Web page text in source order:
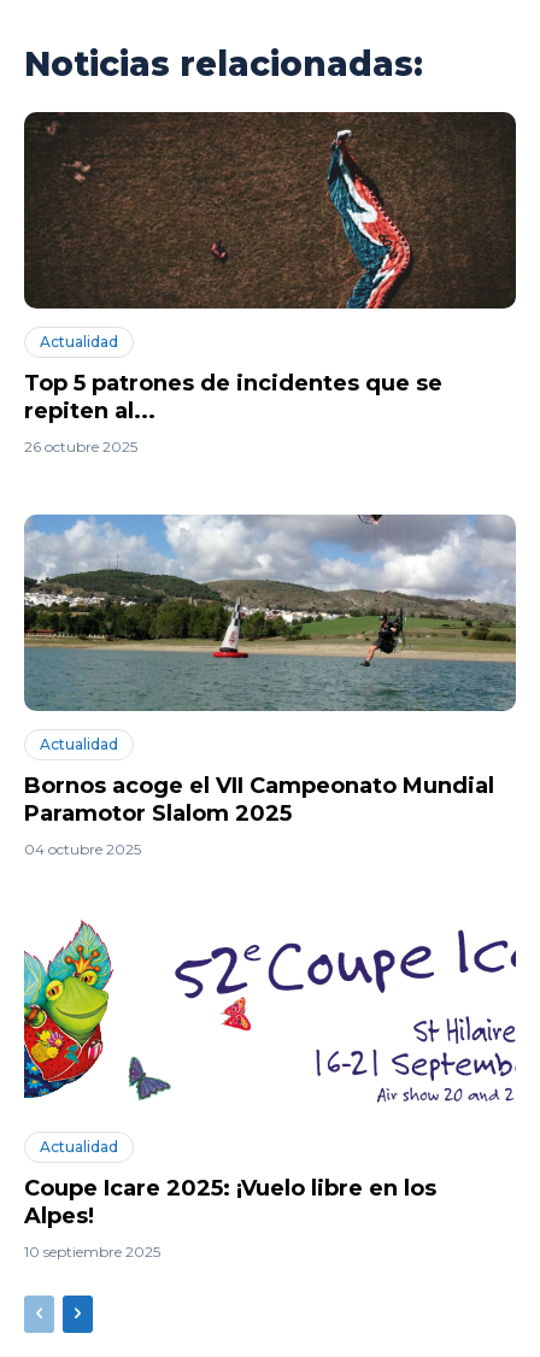
Noticias relacionadas:
Actualidad
Top 5 patrones de incidentes que se
repiten al...
26 octubre 2025
Actualidad
Bornos acoge el VII Campeonato Mundial
Paramotor Slalom 2025
04 octubre 2025
Actualidad
Coupe Icare 2025: ¡Vuelo libre en los
Alpes!
10 septiembre 2025